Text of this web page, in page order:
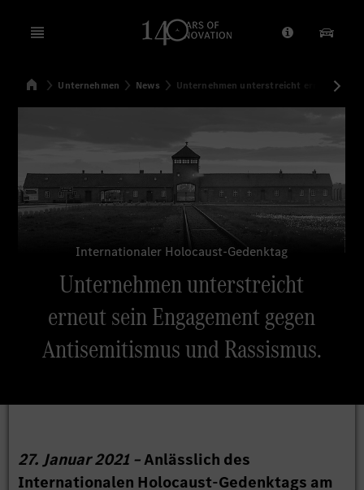
Open menu Anbieter/
SuchenStartseite
Unternehmen News Unternehmen unterstreicht erneut sein
Internationaler Holocaust-Gedenktag
Unternehmen unterstreicht
erneut sein Engagement gegen
Antisemitismus und Rassismus.
27. Januar 2021 –Anlässlich des
Internationalen Holocaust-Gedenktags am